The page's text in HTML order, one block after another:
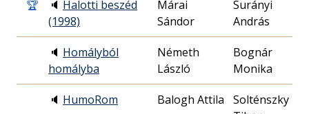
🏆 🔈 Halotti beszéd
(1998)
Márai
Sándor
Surányi
András
🔈 Homályból
homályba
Németh
László
Bognár
Monika
🔈 HumoRom Balogh Attila
Solténszky